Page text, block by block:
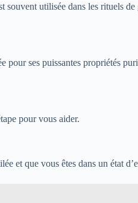
souvent utilisée dans les rituels
pour ses puissantes propriétés
pour vous aider.
et que vous êtes dans un état